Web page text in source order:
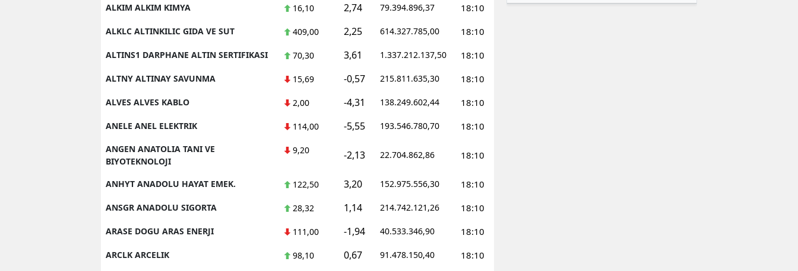
ALKIM ALKIM KIMYA 16,10 2,74 79.394.896,37 18:10
ALKLC ALTINKILIC GIDA VE SUT 409,00 2,25 614.327.785,00 18:10
ALTINS1 DARPHANE ALTIN SERTIFIKASI 70,30 3,61 1.337.212.137,50 18:10
ALTNY ALTINAY SAVUNMA 15,69 -0,57 215.811.635,30 18:10
ALVES ALVES KABLO 2,00 -4,31 138.249.602,44 18:10
ANELE ANEL ELEKTRIK 114,00 -5,55 193.546.780,70 18:10
ANGEN ANATOLIA TANI VE
BIYOTEKNOLOJI
9,20 -2,13 22.704.862,86 18:10
ANHYT ANADOLU HAYAT EMEK. 122,50 3,20 152.975.556,30 18:10
ANSGR ANADOLU SIGORTA 28,32 1,14 214.742.121,26 18:10
ARASE DOGU ARAS ENERJI 111,00 -1,94 40.533.346,90 18:10
ARCLK ARCELIK 98,10 0,67 91.478.150,40 18:10